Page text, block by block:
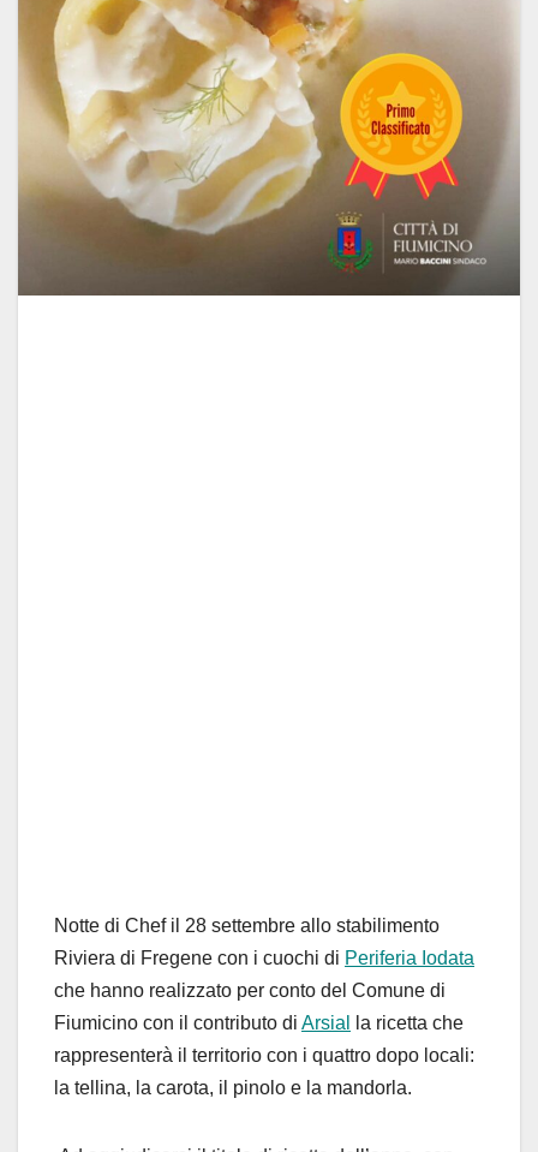
Notte di Chef il 28 settembre allo stabilimento
Riviera di Fregene con i cuochi di Periferia Iodata
che hanno realizzato per conto del Comune di
Fiumicino con il contributo di Arsial
la ricetta che
rappresenterà il territorio con i quattro dopo locali:
la tellina, la carota, il pinolo e la mandorla.